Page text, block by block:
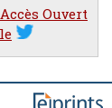
Ouvert